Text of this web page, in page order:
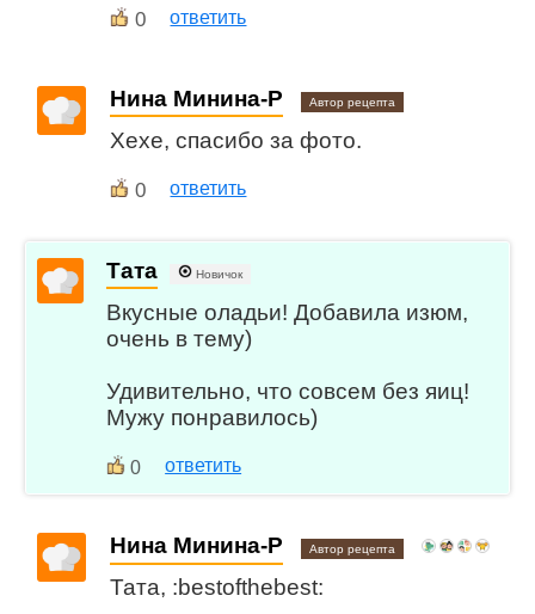
0 ответить
Нина Минина-Р Автор рецепта
Хехе, спасибо за фото.
0 ответить
Тата Новичок
Вкусные оладьи! Добавила изюм,
очень в тему)
Удивительно, что совсем без яиц!
Мужу понравилось)
0 ответить
Нина Минина-Р Автор рецепта
Тата, :bestofthebest: